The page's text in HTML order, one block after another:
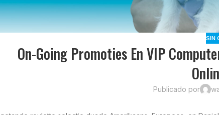
SIN
On-Going Promoties En VIP
Publicado por